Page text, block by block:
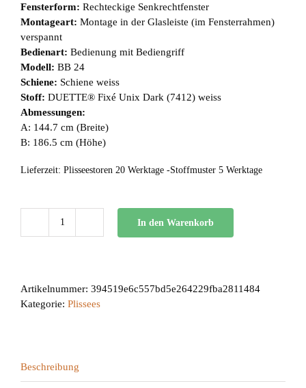
Fensterform: Rechteckige Senkrechtfenster
Montageart: Montage in der Glasleiste (im Fensterrahmen)
verspannt
Bedienart: Bedienung mit Bediengriff
Modell: BB 24
Schiene: Schiene weiss
Stoff: DUETTE® Fixé Unix Dark (7412) weiss
Abmessungen:
A: 144.7 cm (Breite)
B: 186.5 cm (Höhe)
Lieferzeit: Plisseestoren 20 Werktage -Stoffmuster 5 Werktage
In den Warenkorb
Artikelnummer: 394519e6c557bd5e264229fba2811484
Kategorie: Plissees
Beschreibung